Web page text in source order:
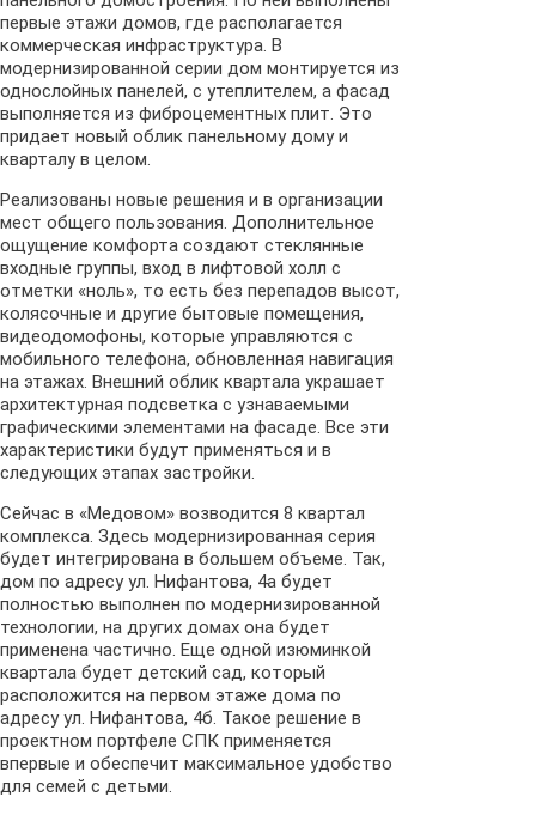
первые этажи домов, где располагается
коммерческая инфраструктура. В
модернизированной серии дом монтируется из
однослойных панелей, с утеплителем, а фасад
выполняется из фиброцементных плит. Это
придает новый облик панельному дому и
кварталу в целом.
Реализованы новые решения и в организации
мест общего пользования. Дополнительное
ощущение комфорта создают стеклянные
входные группы, вход в лифтовой холл с
отметки «ноль», то есть без перепадов высот,
колясочные и другие бытовые помещения,
видеодомофоны, которые управляются с
мобильного телефона, обновленная навигация
на этажах. Внешний облик квартала украшает
архитектурная подсветка с узнаваемыми
графическими элементами на фасаде. Все эти
характеристики будут применяться и в
следующих этапах застройки.
Сейчас в «Медовом» возводится 8 квартал
комплекса. Здесь модернизированная серия
будет интегрирована в большем объеме. Так,
дом по адресу ул. Нифантова, 4а будет
полностью выполнен по модернизированной
технологии, на других домах она будет
применена частично. Еще одной изюминкой
квартала будет детский сад, который
расположится на первом этаже дома по
адресу ул. Нифантова, 4б. Такое решение в
проектном портфеле СПК применяется
впервые и обеспечит максимальное удобство
для семей с детьми.